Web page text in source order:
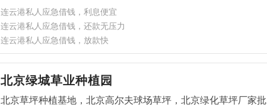
连云港私人应急借钱，利息便宜
连云港私人应急借钱，还款无压力
连云港私人应急借钱，放款快
北京绿城草业种植园
北京草坪种植基地，北京高尔夫球场草坪，北京绿化草坪厂家